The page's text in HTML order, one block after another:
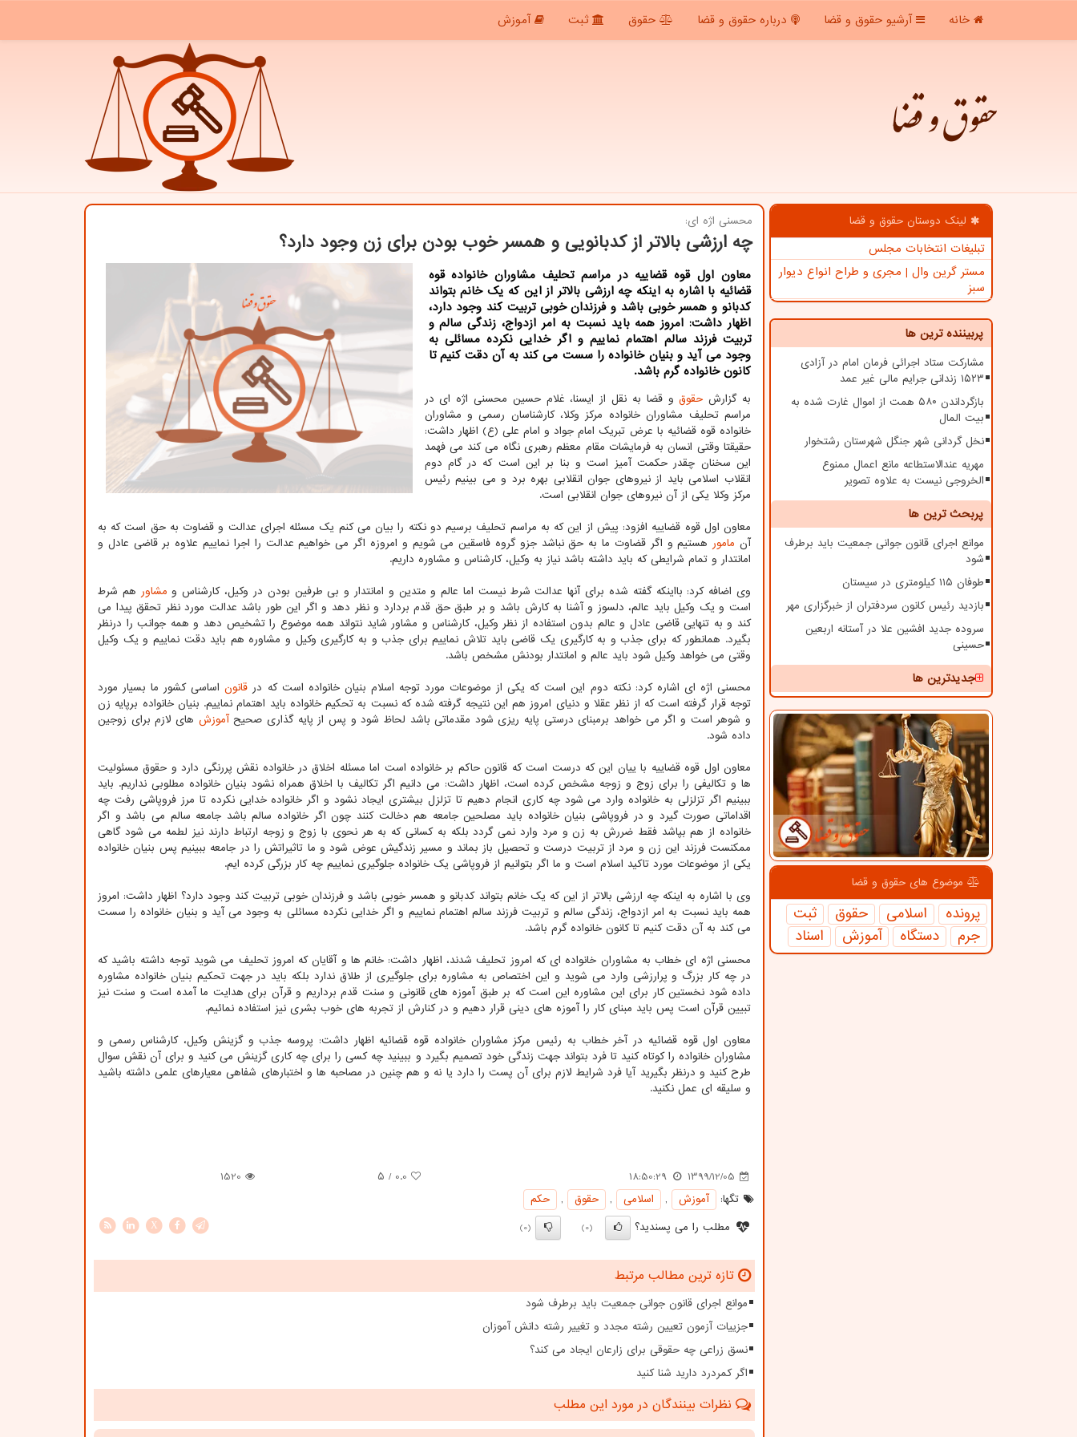
خانه آرشیو حقوق و قضا درباره حقوق و قضا حقوق ثبت آموزش
حقوق و قضا
لینک دوستان حقوق و قضا
تبلیغات انتخابات مجلس
مستر گرین وال | مجری و طراح انواع دیوار
سبز
پربیننده ترین ها
مشارکت ستاد اجرائی فرمان امام در آزادی
۱۵۲۳ زندانی جرایم مالی غیر عمد
بازگرداندن ۵۸۰ همت از اموال غارت شده به
بیت المال
نخل گردانی شهر جنگل شهرستان رشتخوار
مهریه عندالاستطاعه مانع اعمال ممنوع
الخروجی نیست به علاوه تصویر
پربحث ترین ها
موانع اجرای قانون جوانی جمعیت باید برطرف
شود
طوفان ۱۱۵ کیلومتری در سیستان
بازدید رئیس کانون سردفتران از خبرگزاری مهر
سروده جدید افشین علا در آستانه اربعین
حسینی
جدیدترین ها
موضوع های حقوق و قضا
پرونده اسلامی حقوق
ثبت
جرم
دستگاه آموزش اسناد
محسنی اژه ای:
چه ارزشی بالاتر از كدبانویی و همسر خوب بودن برای زن وجود دارد؟
معاون اول قوه قضاییه در مراسم تحلیف مشاوران خانواده قوه
قضائیه با اشاره به اینکه چه ارزشی بالاتر از این که یک خانم بتواند
کدبانو و همسر خوبی باشد و فرزندان خوبی تربیت کند وجود دارد،
اظهار داشت: امروز همه باید نسبت به امر ازدواج، زندگی سالم و
تربیت فرزند سالم اهتمام نماییم و اگر خدایی نکرده مسائلی به
وجود می آید و بنیان خانواده را سست می کند به آن دقت کنیم تا
کانون خانواده گرم باشد.
به گزارش حقوقو قضا به نقل از ایسنا، غلام حسین محسنی اژه ای در
مراسم تحلیف مشاوران خانواده مرکز وکلا، کارشناسان رسمی و مشاوران
خانواده قوه قضائیه با عرض تبریک امام جواد و امام علی (ع) اظهار داشت:
حقیقتا وقتی انسان به فرمایشات مقام معظم رهبری نگاه می کند می فهمد
این سخنان چقدر حکمت آمیز است و بنا بر این است که در گام دوم
انقلاب اسلامی باید از نیروهای جوان انقلابی بهره برد و می بینیم رئیس
مرکز وکلا یکی از آن نیروهای جوان انقلابی است.
معاون اول قوه قضاییه افزود: پیش از این که به مراسم تحلیف برسیم دو نکته را بیان می کنم یک مسئله اجرای عدالت و قضاوت به حق است که به
آن مامور هستیم و اگر قضاوت ما به حق نباشد جزو گروه فاسقین می شویم و امروزه اگر می خواهیم عدالت را اجرا نماییم علاوه بر قاضی عادل و
امانتدار و تمام شرایطی که باید داشته باشد نیاز به وکیل، کارشناس و مشاوره داریم.
وی اضافه کرد: بااینکه گفته شده برای آنها عدالت شرط نیست اما عالم و متدین و امانتدار و بی طرفین بودن در وکیل، کارشناس و مشاور هم شرط
است و یک وکیل باید عالم، دلسوز و آشنا به کارش باشد و بر طبق حق قدم بردارد و نظر دهد و اگر این طور باشد عدالت مورد نظر تحقق پیدا می
کند و به تنهایی قاضی عادل و عالم بدون استفاده از نظر وکیل، کارشناس و مشاور شاید نتواند همه موضوع را تشخیص دهد و همه جوانب را درنظر
بگیرد. همانطور که برای جذب و به کارگیری یک قاضی باید تلاش نماییم برای جذب و به کارگیری وکیل و مشاوره هم باید دقت نماییم و یک وکیل
وقتی می خواهد وکیل شود باید عالم و امانتدار بودنش مشخص باشد.
محسنی اژه ای اشاره کرد: نکته دوم این است که یکی از موضوعات مورد توجه اسلام بنیان خانواده است که در قانوناساسی کشور ما بسیار مورد
توجه قرار گرفته است که از نظر عقلا و دنیای امروز هم این نتیجه گرفته شده که نسبت به تحکیم خانواده باید اهتمام نماییم. بنیان خانواده برپایه زن
و شوهر است و اگر می خواهد برمبنای درستی پایه ریزی شود مقدماتی باشد لحاظ شود و پس از پایه گذاری صحیحآموزش های لازم برای زوجین
داده شود.
معاون اول قوه قضاییه با ییان این که درست است که قانون حاکم بر خانواده است اما مسئله اخلاق در خانواده نقش پررنگی دارد و حقوق مسئولیت
ها و تکالیفی را برای زوج و زوجه مشخص کرده است، اظهار داشت: می دانیم اگر تکالیف با اخلاق همراه نشود بنیان خانواده مطلوبی نداریم. باید
ببینیم اگر تزلزلی به خانواده وارد می شود چه کاری انجام دهیم تا تزلزل بیشتری ایجاد نشود و اگر خانواده خدایی نکرده تا مرز فروپاشی رفت چه
اقداماتی صورت گیرد و در فروپاشی بنیان خانواده باید مصلحین جامعه هم دخالت کنند چون اگر خانواده سالم باشد جامعه سالم می باشد و اگر
خانواده از هم بپاشد فقط ضررش به زن و مرد وارد نمی گردد بلکه به کسانی که به هر نحوی با زوج و زوجه ارتباط دارند نیز لطمه می شود گاهی
ممکنست فرزند این زن و مرد از تربیت درست و تحصیل باز بماند و مسیر زندگیش عوض شود و ما تاثیراتش را در جامعه ببینیم پس بنیان خانواده
یکی از موضوعات مورد تاکید اسلام است و ما اگر بتوانیم از فروپاشی یک خانواده جلوگیری نماییم چه کار بزرگی کرده ایم.
وی با اشاره به اینکه چه ارزشی بالاتر از این که یک خانم بتواند کدبانو و همسر خوبی باشد و فرزندان خوبی تربیت کند وجود دارد؟ اظهار داشت: امروز
همه باید نسبت به امر ازدواج، زندگی سالم و تربیت فرزند سالم اهتمام نماییم و اگر خدایی نکرده مسائلی به وجود می آید و بنیان خانواده را سست
می کند به آن دقت کنیم تا کانون خانواده گرم باشد.
محسنی اژه ای خطاب به مشاوران خانواده ای که امروز تحلیف شدند، اظهار داشت: خانم ها و آقایان که امروز تحلیف می شوید توجه داشته باشید که
در چه کار بزرگ و پرارزشی وارد می شوید و این اختصاص به مشاوره برای جلوگیری از طلاق ندارد بلکه باید در جهت تحکیم بنیان خانواده مشاوره
داده شود نخستین کار برای این مشاوره این است که بر طبق آموزه های قانونی و سنت قدم برداریم و قرآن برای هدایت ما آمده است و سنت نیز
تبیین قرآن است پس باید مبنای کار را آموزه های دینی قرار دهیم و در کنارش از تجربه های خوب بشری نیز استفاده نمائیم.
معاون اول قوه قضائیه در آخر خطاب به رئیس مرکز مشاوران خانواده قوه قضائیه اظهار داشت: پروسه جذب و گزینش وکیل، کارشناس رسمی و
مشاوران خانواده را کوتاه کنید تا فرد بتواند جهت زندگی خود تصمیم بگیرد و ببینید چه کسی را برای چه کاری گزینش می کنید و برای آن نقش سوال
طرح کنید و درنظر بگیرید آیا فرد شرایط لازم برای آن پست را دارد یا نه و هم چنین در مصاحبه ها و اختبارهای شفاهی معیارهای علمی داشته باشید
و سلیقه ای عمل نکنید.
1399/12/05
18:50:29
0.0 / ۵
1520
تگها:
آموزش , اسلامی , حقوق ,
حكم
مطلب را می پسندید؟
(0)
(0)
X
تازه ترین مطالب مرتبط
موانع اجرای قانون جوانی جمعیت باید برطرف شود
جزییات آزمون تعیین رشته مجدد و تغییر رشته دانش آموزان
نسق زراعی چه حقوقی برای زارعان ایجاد می کند؟
اگر کمردرد دارید شنا کنید
نظرات بینندگان در مورد این مطلب